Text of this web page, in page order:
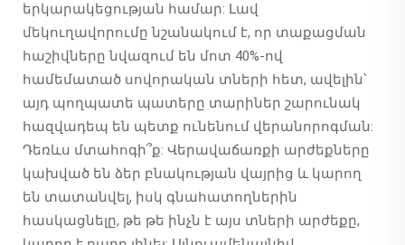
երկարակեցության համար: Լավ
մեկուղավորումը նշանակում է, որ տաքացման
հաշիվները նվազում են մոտ 40%-ով
համեմատած սովորական տների հետ, ավելին՝
այդ պողպատե պատերը տարիներ շարունակ
հազվադեպ են պետք ունենում վերանորոգման:
Դեռևս մտահոգի՞ք: Վերավաճառքի արժեքները
կախված են ձեր բնակության վայրից և կարող
են տատանվել, իսկ գնահատողներին
հասկացնելը, թե թե ինչն է այս տների արժեքը,